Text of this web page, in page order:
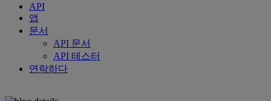
API
앱
문서
API 문서
API 테스터
연락하다